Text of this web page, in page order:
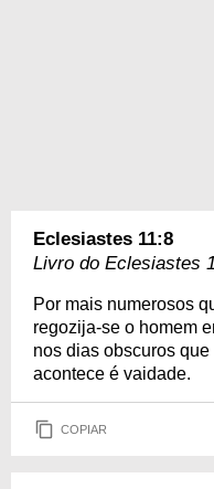
Eclesiastes 11:8
Livro do Eclesiastes
Por mais numerosos
regozija-se o homem
nos dias obscuros
acontece é vaidade.
COPIAR